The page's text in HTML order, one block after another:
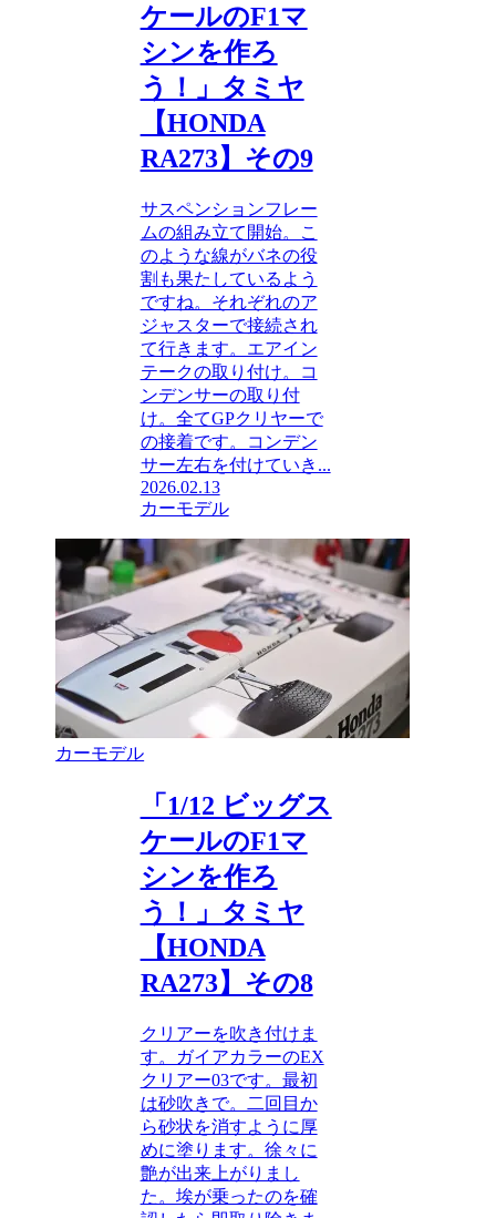
ケールのF1マ
シンを作ろ
う！」タミヤ
【HONDA
RA273】その9
サスペンションフレー
ムの組み立て開始。こ
のような線がバネの役
割も果たしているよう
ですね。それぞれのア
ジャスターで接続され
て行きます。エアイン
テークの取り付け。コ
ンデンサーの取り付
け。全てGPクリヤーで
の接着です。コンデン
サー左右を付けていき...
2026.02.13
カーモデル
カーモデル
「1/12 ビッグス
ケールのF1マ
シンを作ろ
う！」タミヤ
【HONDA
RA273】その8
クリアーを吹き付けま
す。ガイアカラーのEX
クリアー03です。最初
は砂吹きで。二回目か
ら砂状を消すように厚
めに塗ります。徐々に
艶が出来上がりまし
た。埃が乗ったのを確